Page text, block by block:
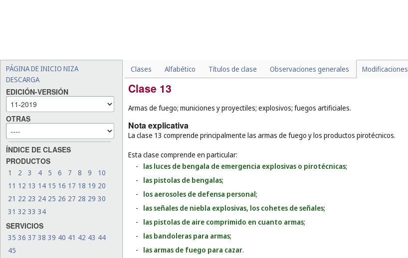
PÁGINA DE INICIO NIZA
DESCARGA
EDICIÓN-VERSIÓN
OTRAS
ÍNDICE DE CLASES
PRODUCTOS
1 2 3 4 5 6 7 8 9
10
11 12 13 14 15 16 17 18 19 20
21 22 23 24 25 26 27 28 29 30
31 32 33 34
SERVICIOS
35 36 37 38 39 40 41 42 43 44
45
Clases Alfabético Títulos de clase Observaciones generales Modificaciones
Clase 13
Armas de fuego; municiones y proyectiles; explosivos; fuegos artificiales.
Nota explicativa
La clase 13 comprende principalmente las armas de fuego y los productos pirotécnicos.
Esta clase comprende en particular:
-
las luces de bengala de emergencia explosivas o pirotécnicas;
-
las pistolas de bengalas;
-
los aerosoles de defensa personal;
-
las señales de niebla explosivas, los cohetes de señales;
-
las pistolas de aire comprimido en cuanto armas;
-
las bandoleras para armas;
-
las armas de fuego para cazar.